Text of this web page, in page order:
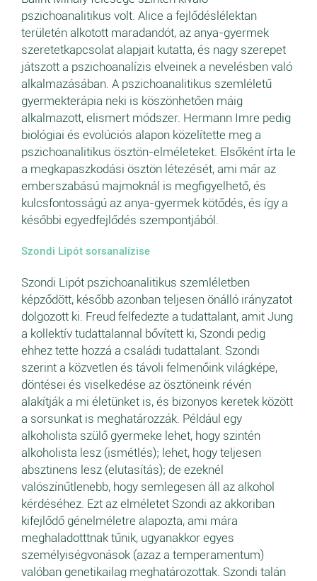
pszichoanalitikus volt. Alice a fejlődéslélektan
területén alkotott maradandót, az anya-gyermek
szeretetkapcsolat alapjait kutatta, és nagy szerepet
játszott a pszichoanalízis elveinek a nevelésben való
alkalmazásában. A pszichoanalitikus szemléletű
gyermekterápia neki is köszönhetően máig
alkalmazott, elismert módszer. Hermann Imre pedig
biológiai és evolúciós alapon közelítette meg a
pszichoanalitikus ösztön-elméleteket. Elsőként írta le
a megkapaszkodási ösztön létezését, ami már az
emberszabású majmoknál is megfigyelhető, és
kulcsfontosságú az anya-gyermek kötődés, és így a
későbbi egyedfejlődés szempontjából.
Szondi Lipót sorsanalízise
Szondi Lipót pszichoanalitikus szemléletben
képződött, később azonban teljesen önálló irányzatot
dolgozott ki. Freud felfedezte a tudattalant, amit Jung
a kollektív tudattalannal bővített ki, Szondi pedig
ehhez tette hozzá a családi tudattalant. Szondi
szerint a közvetlen és távoli felmenőink világképe,
döntései és viselkedése az ösztöneink révén
alakítják a mi életünket is, és bizonyos keretek között
a sorsunkat is meghatározzák. Például egy
alkoholista szülő gyermeke lehet, hogy szintén
alkoholista lesz (ismétlés); lehet, hogy teljesen
absztinens lesz (elutasítás); de ezeknél
valószínűtlenebb, hogy semlegesen áll az alkohol
kérdéséhez. Ezt az elméletet Szondi az akkoriban
kifejlődő génelméletre alapozta, ami mára
meghaladotttnak tűnik, ugyanakkor egyes
személyiségvonások (azaz a temperamentum)
valóban genetikailag meghatározottak. Szondi talán